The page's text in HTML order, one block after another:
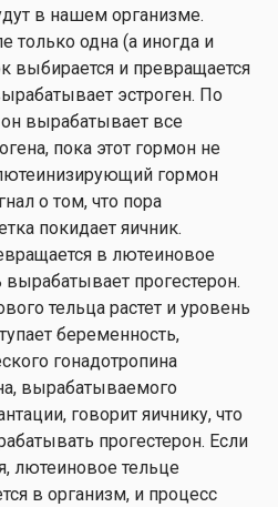
в нашем организме.
одна (а иногда и
выбирается и превращается
эстроген. По
вырабатывает все
пока этот гормон не
гормон
о том, что пора
покидает яичник.
в лютеиновое
вырабатывает прогестерон.
тельца растет и уровень
беременность,
гонадотропина
вырабатываемого
говорит яичнику, что
прогестерон. Если
лютеиновое тельце
в организм, и процесс